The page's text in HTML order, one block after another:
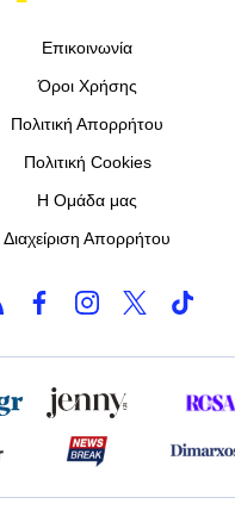
Επικοινωνία
Όροι Χρήσης
Πολιτική Απορρήτου
Πολιτική Cookies
Η Ομάδα μας
Διαχείριση Απορρήτου